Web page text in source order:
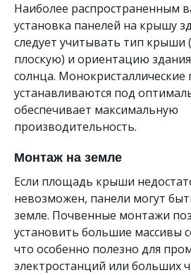
Наиболее распространенным
установка панелей на крышу
следует учитывать тип крыши
плоскую) и ориентацию
солнца.
устанавливаются под
обеспечивает максимальную
производительность.
Монтаж на земле
Если площадь крыши
невозможен, панели могут
земле. Почвенные монтажи
установить большие массивы
что особенно полезно для
электростанций или больших